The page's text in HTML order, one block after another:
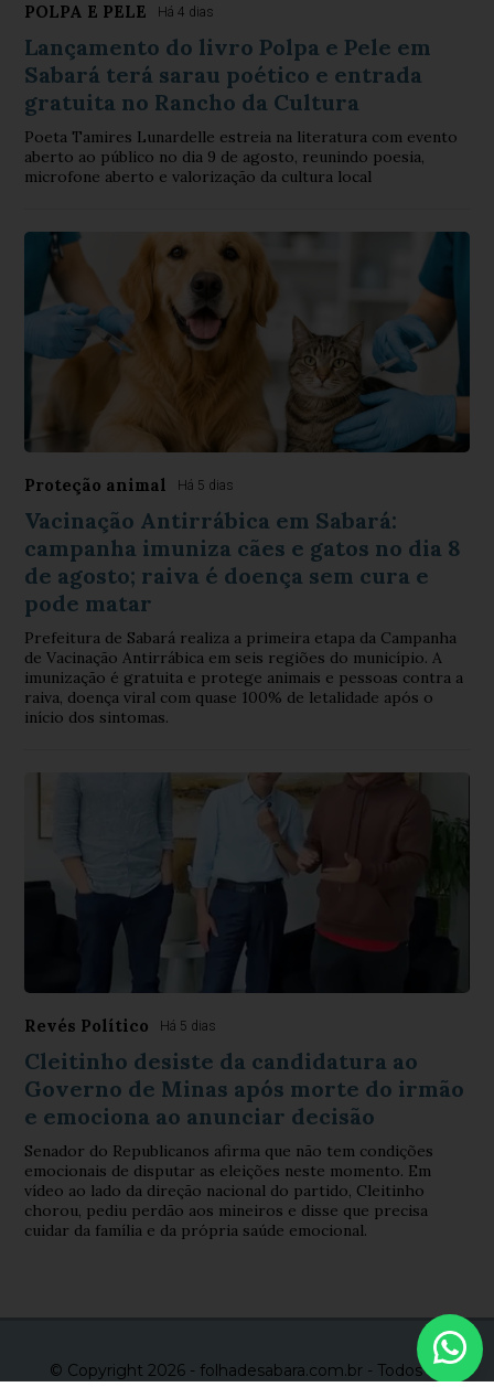
POLPA E PELE Há 4 dias
Lançamento do livro Polpa e Pele em
Sabará terá sarau poético e entrada
gratuita no Rancho da Cultura
Poeta Tamires Lunardelle estreia na literatura com evento
aberto ao público no dia 9 de agosto, reunindo poesia,
microfone aberto e valorização da cultura local
Proteção animal Há 5 dias
Vacinação Antirrábica em Sabará:
campanha imuniza cães e gatos no dia 8
de agosto; raiva é doença sem cura e
pode matar
Prefeitura de Sabará realiza a primeira etapa da Campanha
de Vacinação Antirrábica em seis regiões do município. A
imunização é gratuita e protege animais e pessoas contra a
raiva, doença viral com quase 100% de letalidade após o
início dos sintomas.
Revés Político Há 5 dias
Cleitinho desiste da candidatura ao
Governo de Minas após morte do irmão
e emociona ao anunciar decisão
Senador do Republicanos afirma que não tem condições
emocionais de disputar as eleições neste momento. Em
vídeo ao lado da direção nacional do partido, Cleitinho
chorou, pediu perdão aos mineiros e disse que precisa
cuidar da família e da própria saúde emocional.
© Copyright 2026 - folhadesabara.com.br - Todos os